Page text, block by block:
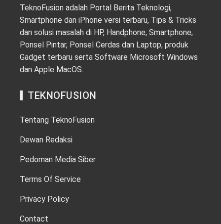
TeknoFusion adalah Portal Berita Teknologi,
Smartphone dan iPhone versi terbaru, Tips & Tricks
dan solusi masalah di HP, Handphone, Smartphone,
Ponsel Pintar, Ponsel Cerdas dan Laptop, produk
Gadget terbaru serta Software Microsoft Windows
dan Apple MacOS.
TEKNOFUSION
Tentang TeknoFusion
Dewan Redaksi
Pedoman Media Siber
Terms Of Service
Privacy Policy
Contact